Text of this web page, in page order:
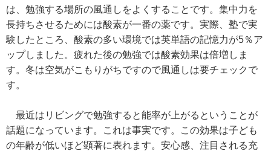
は、勉強する場所の風通しをよくすることです。集中力を
長持ちさせるためには酸素が一番の薬です。実際、塾で実
験したところ、酸素の多い環境では英単語の記憶力が5％ア
ップしました。疲れた後の勉強では酸素効果は倍増しま
す。冬は空気がこもりがちですので風通しは要チェックで
す。
最近はリビングで勉強すると能率が上がるということが
話題になっています。これは事実です。この効果は子ども
の年齢が低いほど顕著に表れます。安心感、注目される充